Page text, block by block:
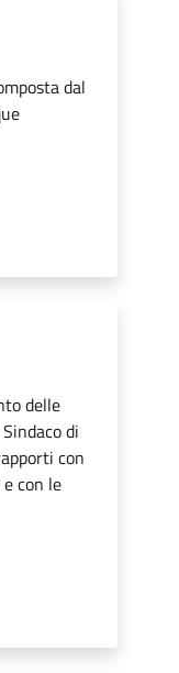
dal
delle
di
con
con le